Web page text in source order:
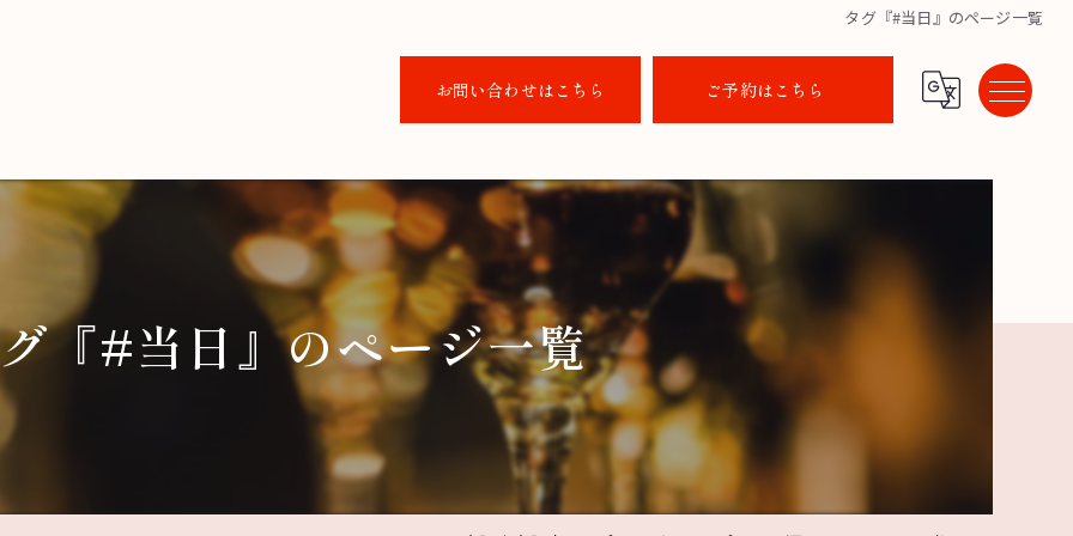
タグ『#当日』のページ一覧
お問い合わせはこちら ご予約はこちら
『#当日』のページ一覧